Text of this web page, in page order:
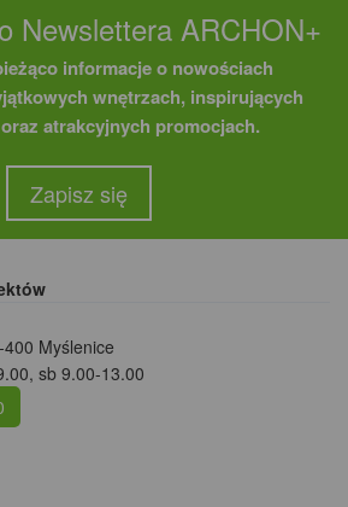
Newslettera ARCHON+
informacje o nowościach
wnętrzach, inspirujących
atrakcyjnych promocjach.
Zapisz się
Myślenice
sb 9.00-13.00